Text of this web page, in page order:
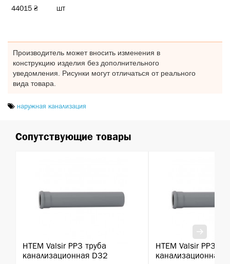
44015 ₴ шт
Производитель может вносить изменения в
конструкцию изделия без дополнительного
уведомления. Рисунки могут отличаться от реального
вида товара.
наружная канализация
Сопутствующие товары
HTEM Valsir PP3 труба
канализационная D32
HTEM Valsir PP3
канализационная